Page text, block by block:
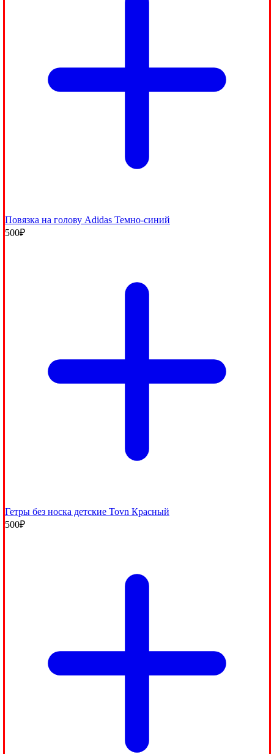
Повязка на голову Adidas Темно-синий
500₽
Гетры без носка детские Tovn Красный
500₽